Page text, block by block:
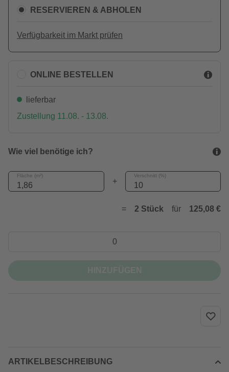
RESERVIEREN & ABHOLEN
Verfügbarkeit im Markt prüfen
ONLINE BESTELLEN
lieferbar
Zustellung 11.08. - 13.08.
Wie viel benötige ich?
Fläche (m²)
+
Verschnitt (%)
= 2 Stück für 125,08 €
ARTIKELBESCHREIBUNG